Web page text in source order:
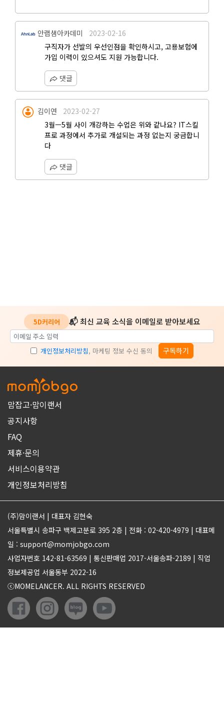
안랩샘아카데미
2023-02-16
구직자가 선발의 우선인점을 확인하시고, 고용보험에
가입 이력이 있으셔도 지원 가능합니다.
댓글
김이연
2023-02-27
3월ㅡ5월 사이 개강하는 수업은 위와 같나요? IT스킬
프로 과정에서 추가로 개설되는 과정 없는지 궁금합니
다
댓글
5D커리어 📬 최신 교육 소식을 이메일로 받아보세요
개인정보처리방침, 마케팅 정보 수신 동의 구독하기
맘잡고·맘이랜서
공지사항
FAQ
제휴·문의
서비스이용약관
개인정보처리방침
(주)맘이랜서 | 대표자 김현숙
서울특별시 송파구 백제고분로 395 2층 | 전화 : 02-420-4979 | 대표메
일 : support@momjobgo.com
사업자번호 142-81-63569 | 통신판매업 2017-서울송파-2189 | 직업
정보제공업 서울동부 2022-16
ⓒMOMELANCER. ALL RIGHTS RESERVED